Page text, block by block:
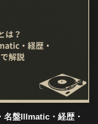
名盤Illmatic・経歴・